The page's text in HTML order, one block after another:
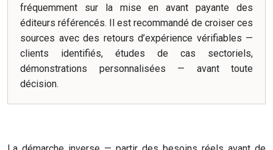
fréquemment sur la mise en avant payante des
éditeurs référencés. Il est recommandé de croiser ces
sources avec des retours d’expérience vérifiables —
clients identifiés, études de cas sectoriels,
démonstrations personnalisées — avant toute
décision.